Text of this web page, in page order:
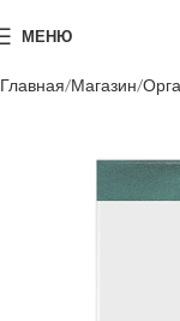
МЕНЮ
Главная Магазин